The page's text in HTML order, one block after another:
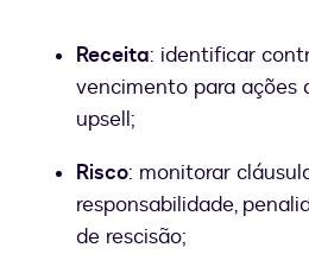
Receita: identificar
vencimento para ações
upsell;
Risco: monitorar
responsabilidade,
de rescisão;